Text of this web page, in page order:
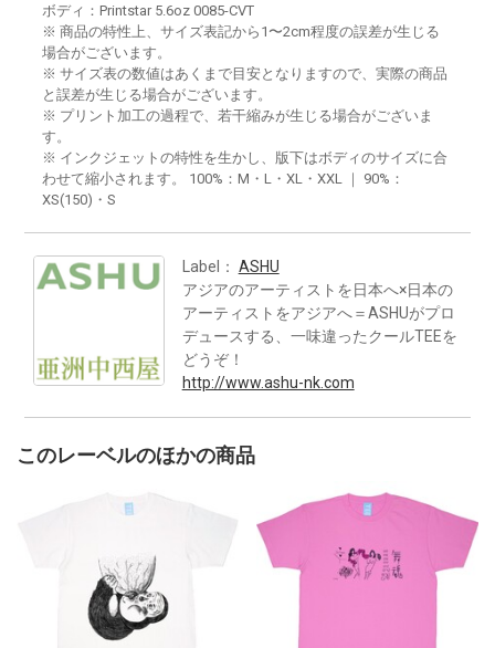
ボディ：Printstar 5.6oz 0085-CVT
※ 商品の特性上、サイズ表記から1〜2cm程度の誤差が生じる
場合がございます。
※ サイズ表の数値はあくまで目安となりますので、実際の商品
と誤差が生じる場合がございます。
※ プリント加工の過程で、若干縮みが生じる場合がございま
す。
※ インクジェットの特性を生かし、版下はボディのサイズに合
わせて縮小されます。 100%：M・L・XL・XXL ｜ 90%：
XS(150)・S
Label： ASHU
アジアのアーティストを日本へ×日本の
アーティストをアジアへ＝ASHUがプロ
デュースする、一味違ったクールTEEを
どうぞ！
http://www.ashu-nk.com
このレーベルのほかの商品